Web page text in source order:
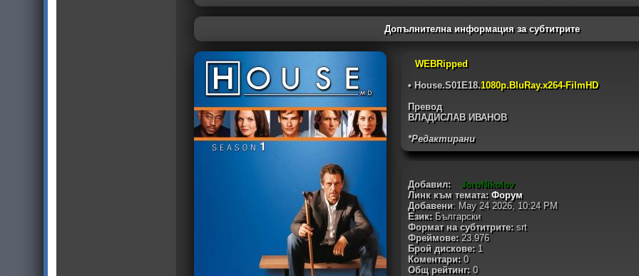
Допълнителна информация за субтитрите
WEBRipped
• House.S01E18.1080p.BluRay.x264-FilmHD
Превод
ВЛАДИСЛАВ ИВАНОВ
*Редактирани
Добавил:
JoroNikolov
Линк към темата: Форум
Добавени: May 24 2026, 10:24 PM
Език:Български
Формат на субтитрите:srt
Фреймове:23.976
Брой дискове:1
Коментари: 0
Общ рейтинг:0